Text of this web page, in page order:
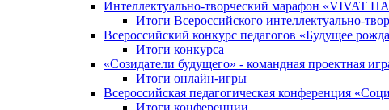
Интеллектуально-творческий марафон «VIVAT
Итоги Всероссийского интеллектуально-
Всероссийский конкурс педагогов «Будущее
Итоги конкурса
«Cозидатели будущего» - командная проектная
Итоги онлайн-игры
Всероссийская педагогическая конференция
Итоги конференции